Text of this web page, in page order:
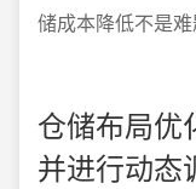
储成本降低不是难
仓储布局优
并进行动态